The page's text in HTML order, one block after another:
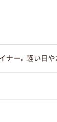
ナー。軽い日